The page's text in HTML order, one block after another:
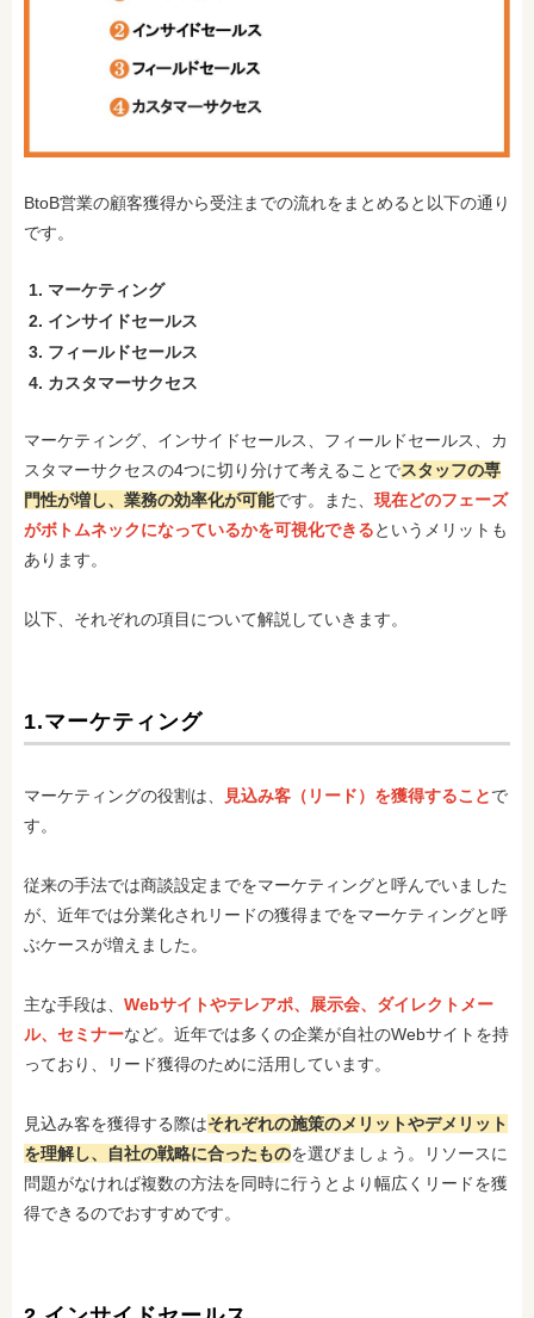
BtoB営業の顧客獲得から受注までの流れをまとめると以下の通り
です。
マーケティング
インサイドセールス
フィールドセールス
カスタマーサクセス
マーケティング、インサイドセールス、フィールドセールス、カ
スタマーサクセスの4つに切り分けて考えることでスタッフの専
門性が増し、業務の効率化が可能です。また、 現在どのフェーズ
がボトムネックになっているかを可視化できるというメリットも
あります。
以下、それぞれの項目について解説していきます。
1.マーケティング
マーケティングの役割は、 見込み客（リード）を獲得することで
す。
従来の手法では商談設定までをマーケティングと呼んでいました
が、近年では分業化されリードの獲得までをマーケティングと呼
ぶケースが増えました。
主な手段は、 Webサイトやテレアポ、展示会、ダイレクトメー
ル、セミナーなど。近年では多くの企業が自社のWebサイトを持
っており、リード獲得のために活用しています。
見込み客を獲得する際はそれぞれの施策のメリットやデメリット
を理解し、自社の戦略に合ったものを選びましょう。リソースに
問題がなければ複数の方法を同時に行うとより幅広くリードを獲
得できるのでおすすめです。